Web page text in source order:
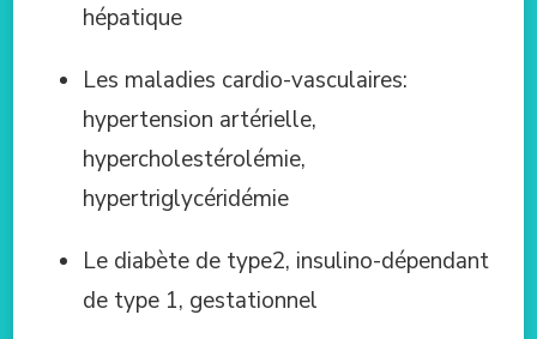
hépatique
Les maladies cardio-vasculaires:
hypertension artérielle,
hypercholestérolémie,
hypertriglycéridémie
Le diabète de type2, insulino-dépendant
de type 1, gestationnel